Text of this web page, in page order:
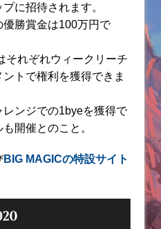
に招待されます。
優勝賞金は100万円で
それぞれウィークリーチ
トで権利を獲得できま
ンジでの1byeを獲得で
開催とのこと。
BIG MAGICの特設サイト